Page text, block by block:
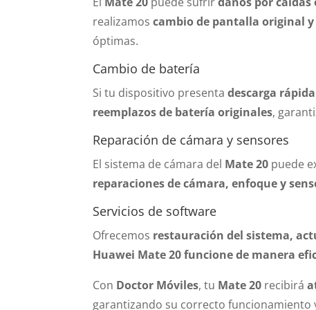
realizamoscambio de pantalla original
óptimas.
Cambio de batería
Si tu dispositivo presentadescarga
reemplazos de batería originales,
Reparación de cámara y sensores
El sistema de cámara del Mate 20 puede
reparaciones de cámara, enfoque y
Servicios de software
Ofrecemos restauración del sistema,
Huawei Mate 20 funcione de manera
Con Doctor Móviles, tu Mate 20 recibirá
garantizando su correcto funcionamiento